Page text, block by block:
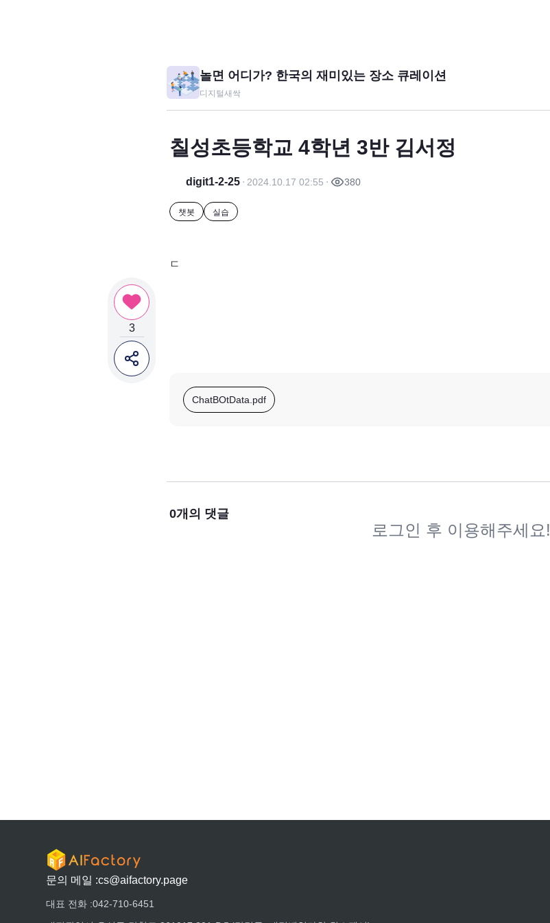
3
놀면 어디가? 한국의 재미있는 장소 큐레이션
디지털새싹
칠성초등학교 4학년 3반 김서정
digit1-2-25 2024.10.17 02:55 380
챗봇 실습
ㄷ
ChatBOtData.pdf
0개의 댓글
로그인 후 이용해주세요!
문의 메일 :cs@aifactory.page
대표 전화 :042-710-6451